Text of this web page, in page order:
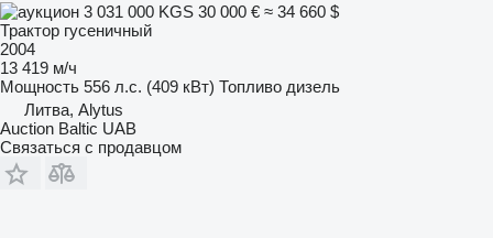
3 031 000 KGS 30 000 € ≈ 34 660 $
Трактор гусеничный
2004
13 419 м/ч
Мощность 556 л.с. (409 кВт) Топливо дизель
Литва, Alytus
Auction Baltic UAB
Связаться с продавцом